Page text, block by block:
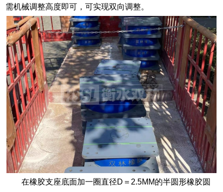
需机械调整高度即可，可实现双向调整。
在橡胶支座底面加一圈直径D＝2.5MM的半圆形橡胶圆